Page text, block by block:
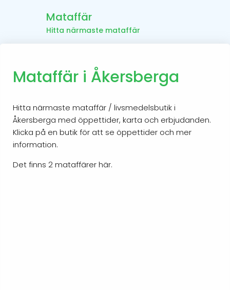
Mataffär
Hitta närmaste mataffär
Mataffär i Åkersberga
Hitta närmaste mataffär / livsmedelsbutik i
Åkersberga med öppettider, karta och erbjudanden.
Klicka på en butik för att se öppettider och mer
information.
Det finns 2 mataffärer här.